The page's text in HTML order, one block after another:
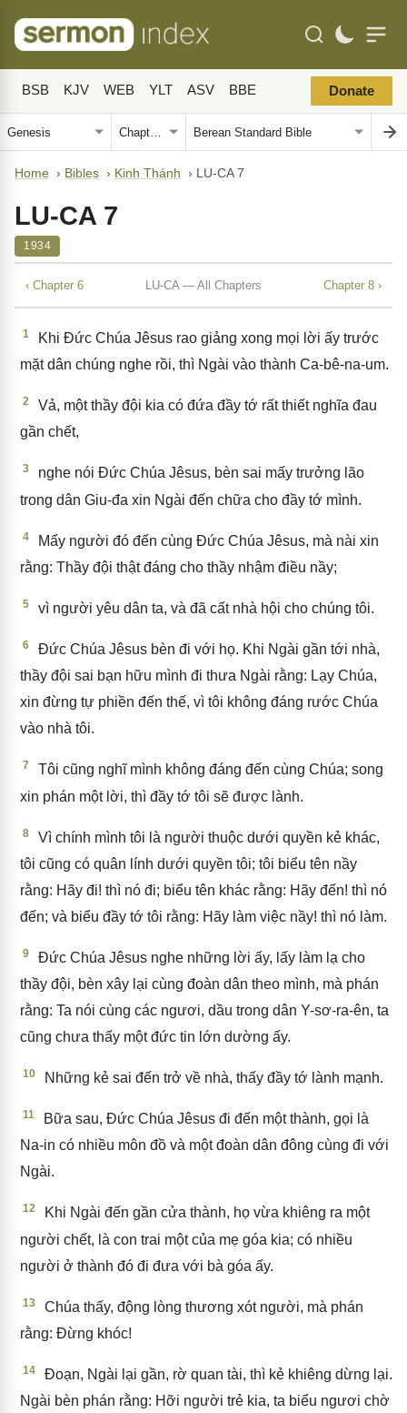
BSB KJV WEB YLT ASV BBE Donate
Home › Bibles › Kinh Thánh › LU-CA 7
LU-CA 7
1934
‹ Chapter 6 LU-CA — All Chapters Chapter 8 ›
1
Khi Đức Chúa Jêsus rao giảng xong mọi lời ấy trước
mặt dân chúng nghe rồi, thì Ngài vào thành Ca-bê-na-um.
2
Vả, một thầy đội kia có đứa đầy tớ rất thiết nghĩa đau
gần chết,
3
nghe nói Đức Chúa Jêsus, bèn sai mấy trưởng lão
trong dân Giu-đa xin Ngài đến chữa cho đầy tớ mình.
4
Mấy người đó đến cùng Đức Chúa Jêsus, mà nài xin
rằng: Thầy đội thật đáng cho thầy nhậm điều nầy;
5 vì người yêu dân ta, và đã cất nhà hội cho chúng tôi.
6
Đức Chúa Jêsus bèn đi với họ. Khi Ngài gần tới nhà,
thầy đội sai bạn hữu mình đi thưa Ngài rằng: Lạy Chúa,
xin đừng tự phiền đến thế, vì tôi không đáng rước Chúa
vào nhà tôi.
7
Tôi cũng nghĩ mình không đáng đến cùng Chúa; song
xin phán một lời, thì đầy tớ tôi sẽ được lành.
8
Vì chính mình tôi là người thuộc dưới quyền kẻ khác,
tôi cũng có quân lính dưới quyền tôi; tôi biểu tên nầy
rằng: Hãy đi! thì nó đi; biểu tên khác rằng: Hãy đến! thì nó
đến; và biểu đầy tớ tôi rằng: Hãy làm việc nầy! thì nó làm.
9
Đức Chúa Jêsus nghe những lời ấy, lấy làm lạ cho
thầy đội, bèn xây lại cùng đoàn dân theo mình, mà phán
rằng: Ta nói cùng các ngươi, dầu trong dân Y-sơ-ra-ên, ta
cũng chưa thấy một đức tin lớn dường ấy.
10 Những kẻ sai đến trở về nhà, thấy đầy tớ lành mạnh.
11
Bữa sau, Đức Chúa Jêsus đi đến một thành, gọi là
Na-in có nhiều môn đồ và một đoàn dân đông cùng đi với
Ngài.
12
Khi Ngài đến gần cửa thành, họ vừa khiêng ra một
người chết, là con trai một của mẹ góa kia; có nhiều
người ở thành đó đi đưa với bà góa ấy.
13
Chúa thấy, động lòng thương xót người, mà phán
rằng: Đừng khóc!
14
Đoạn, Ngài lại gần, rờ quan tài, thì kẻ khiêng dừng lại.
Ngài bèn phán rằng: Hỡi người trẻ kia, ta biểu ngươi chờ